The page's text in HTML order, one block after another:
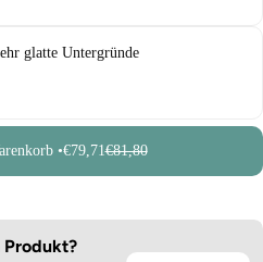
glatte Untergründe
•€79,71€81,80
Produkt?